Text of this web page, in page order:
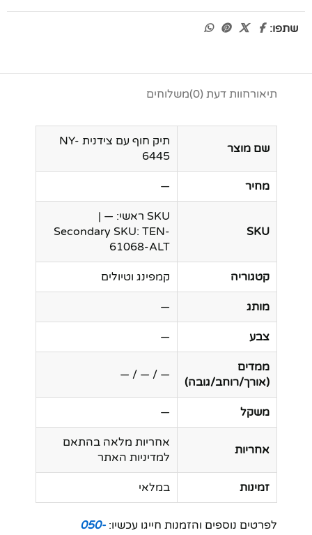
שתפו:
תיאורחוות דעת (0) משלוחים
שם מוצר
תיק חוף עם צידנית NY-
6445
מחיר —
SKU
SKU ראשי: — |
Secondary SKU: TEN-
61068-ALT
קטגוריה קמפינג וטיולים
מותג —
צבע —
ממדים
(אורך/רוחב/גובה)
— / — / —
משקל —
אחריות
אחריות מלאה בהתאם
למדיניות האתר
זמינות במלאי
לפרטים נוספים והזמנות חייגו עכשיו: 050-